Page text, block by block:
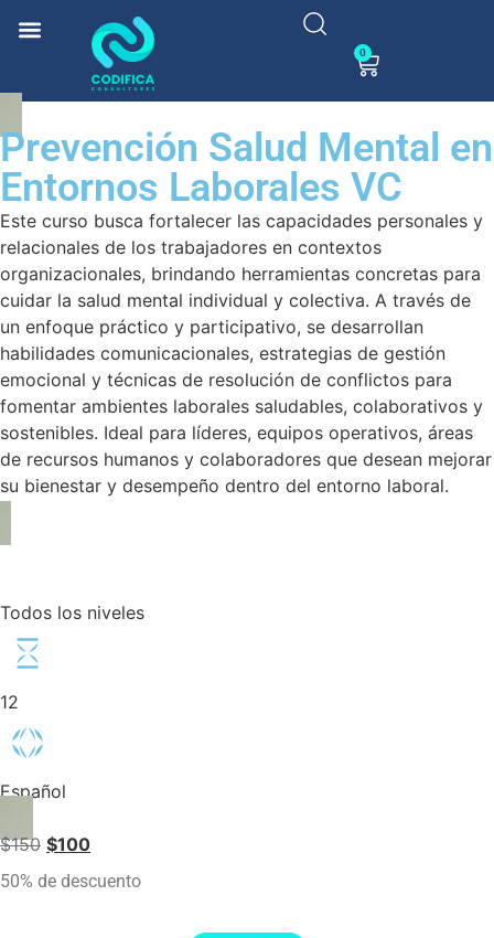
0
Prevención Salud Mental en
Entornos Laborales VC
Este curso busca fortalecer las capacidades personales y
relacionales de los trabajadores en contextos
organizacionales, brindando herramientas concretas para
cuidar la salud mental individual y colectiva. A través de
un enfoque práctico y participativo, se desarrollan
habilidades comunicacionales, estrategias de gestión
emocional y técnicas de resolución de conflictos para
fomentar ambientes laborales saludables, colaborativos y
sostenibles. Ideal para líderes, equipos operativos, áreas
de recursos humanos y colaboradores que desean mejorar
su bienestar y desempeño dentro del entorno laboral.
Todos los niveles
12
Español
$150 $100
50% de descuento